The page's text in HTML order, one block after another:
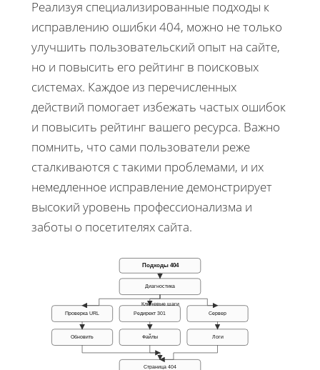
Реализуя специализированные подходы к
исправлению ошибки 404, можно не только
улучшить пользовательский опыт на сайте,
но и повысить его рейтинг в поисковых
системах. Каждое из перечисленных
действий помогает избежать частых ошибок
и повысить рейтинг вашего ресурса. Важно
помнить, что сами пользователи реже
сталкиваются с такими проблемами, и их
немедленное исправление демонстрирует
высокий уровень профессионализма и
заботы о посетителях сайта.
Подходы 404
Диагностика
Проверка URL
Обновить
Редирект 301
Файлы
Сервер
Логи
Страница 404
Ключевые шаги